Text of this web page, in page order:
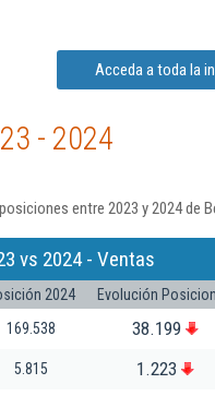
Acceda a toda la
- 2024
entre 2023 y 2024 de
vs 2024 - Ventas
2024
Evolución
169.538 38.199
5.815 1.223